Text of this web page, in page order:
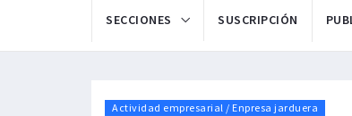
SECCIONES SUSCRIPCIÓN
Actividad empresarial / Enpresa jarduera